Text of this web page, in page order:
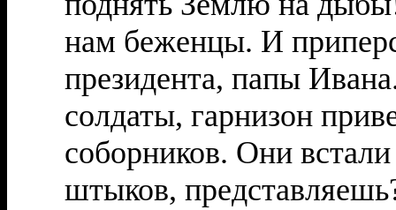
нам беженцы. И
президента, папы
солдаты, гарнизон
соборников. Они
штыков,